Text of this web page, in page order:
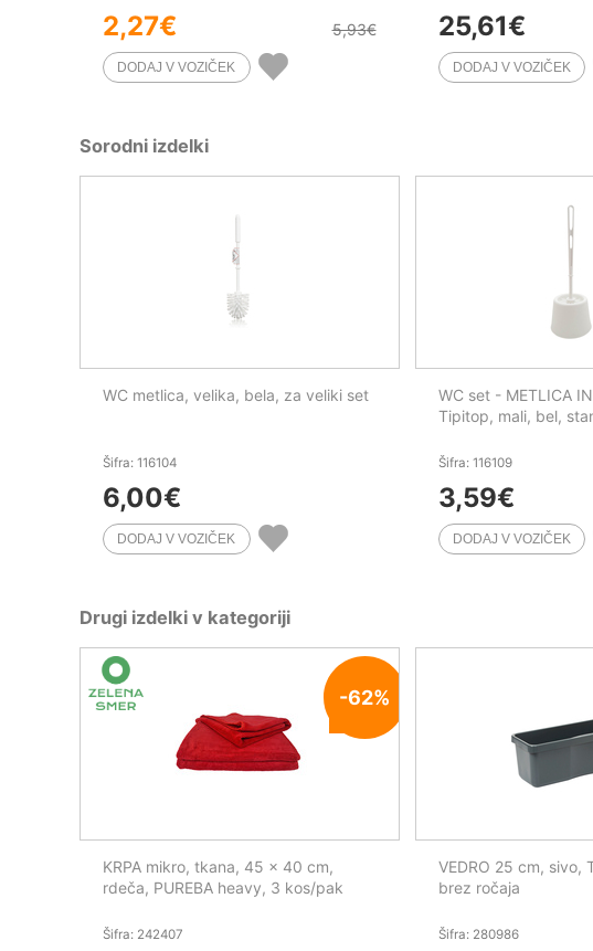
2,27€ 5,93€ 25,61€
Sorodni izdelki
WC metlica, velika, bela, za veliki set
Šifra: 116104
6,00€
WC set - METLICA
Tipitop, mali, bel,
Šifra: 116109
3,59€
Drugi izdelki v kategoriji
-62%
KRPA mikro, tkana, 45 x 40 cm,
rdeča, PUREBA heavy, 3 kos/pak
Šifra: 242407
VEDRO 25 cm, sivo,
brez ročaja
Šifra: 280986